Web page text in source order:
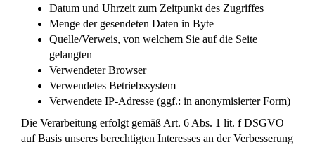
Datum und Uhrzeit zum Zeitpunkt des Zugriffes
Menge der gesendeten Daten in Byte
Quelle/Verweis, von welchem Sie auf die Seite
gelangten
Verwendeter Browser
Verwendetes Betriebssystem
Verwendete IP-Adresse (ggf.: in anonymisierter Form)
Die Verarbeitung erfolgt gemäß Art. 6 Abs. 1 lit. f DSGVO
auf Basis unseres berechtigten Interesses an der Verbesserung